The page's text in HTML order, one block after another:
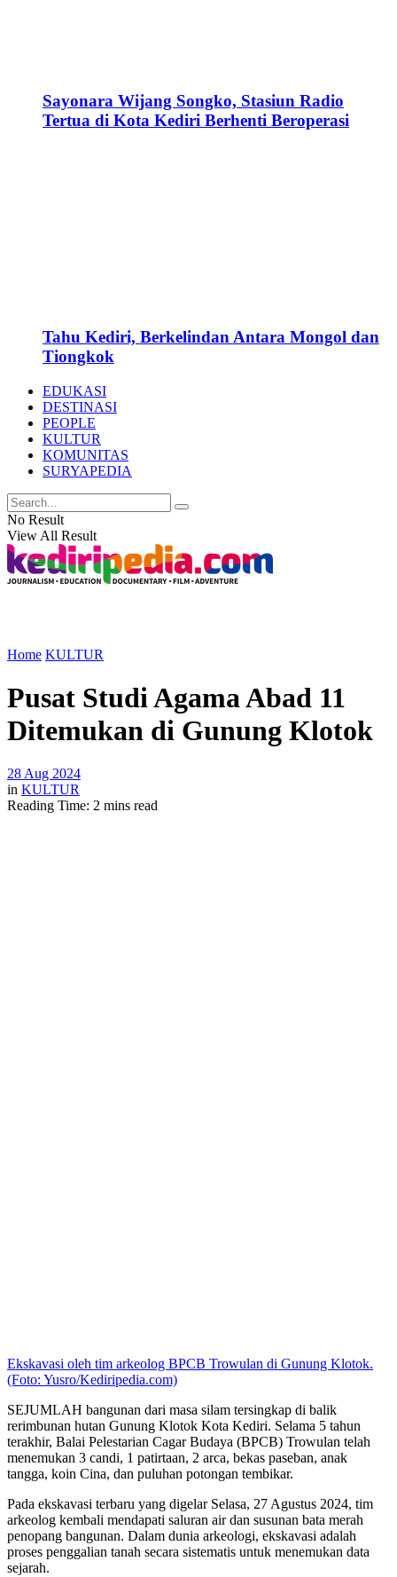
Sayonara Wijang Songko, Stasiun Radio
Tertua di Kota Kediri Berhenti Beroperasi
Tahu Kediri, Berkelindan Antara Mongol dan
Tiongkok
EDUKASI
DESTINASI
PEOPLE
KULTUR
KOMUNITAS
SURYAPEDIA
No Result
View All Result
Home KULTUR
Pusat Studi Agama Abad 11
Ditemukan di Gunung Klotok
28 Aug 2024
in KULTUR
Reading Time: 2 mins read
Ekskavasi oleh tim arkeolog BPCB Trowulan di Gunung Klotok.
(Foto: Yusro/Kediripedia.com)
SEJUMLAH bangunan dari masa silam tersingkap di balik
rerimbunan hutan Gunung Klotok Kota Kediri. Selama 5 tahun
terakhir, Balai Pelestarian Cagar Budaya (BPCB) Trowulan telah
menemukan 3 candi, 1 patirtaan, 2 arca, bekas paseban, anak
tangga, koin Cina, dan puluhan potongan tembikar.
Pada ekskavasi terbaru yang digelar Selasa, 27 Agustus 2024, tim
arkeolog kembali mendapati saluran air dan susunan bata merah
penopang bangunan. Dalam dunia arkeologi, ekskavasi adalah
proses penggalian tanah secara sistematis untuk menemukan data
sejarah.